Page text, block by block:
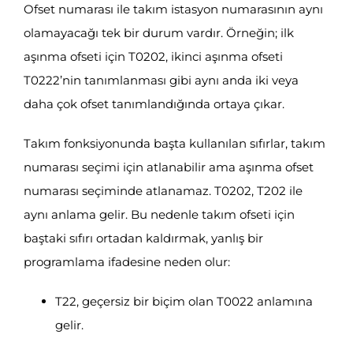
Ofset numarası ile takım istasyon numarasının aynı
olamayacağı tek bir durum vardır. Örneğin; ilk
aşınma ofseti için T0202, ikinci aşınma ofseti
T0222’nin tanımlanması gibi aynı anda iki veya
daha çok ofset tanımlandığında ortaya çıkar.
Takım fonksiyonunda başta kullanılan sıfırlar, takım
numarası seçimi için atlanabilir ama aşınma ofset
numarası seçiminde atlanamaz. T0202, T202 ile
aynı anlama gelir. Bu nedenle takım ofseti için
baştaki sıfırı ortadan kaldırmak, yanlış bir
programlama ifadesine neden olur:
T22, geçersiz bir biçim olan T0022 anlamına
gelir.